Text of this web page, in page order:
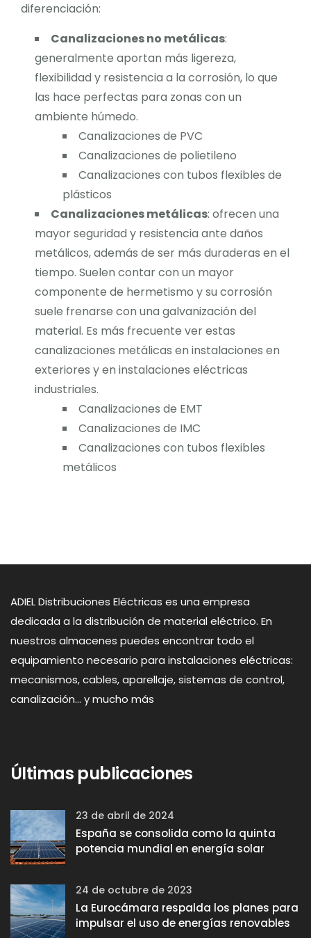
diferenciación:
Canalizaciones no metálicas:
generalmente aportan más ligereza,
flexibilidad y resistencia a la corrosión, lo que
las hace perfectas para zonas con un
ambiente húmedo.
Canalizaciones de PVC
Canalizaciones de polietileno
Canalizaciones con tubos flexibles de
plásticos
Canalizaciones metálicas: ofrecen una
mayor seguridad y resistencia ante daños
metálicos, además de ser más duraderas en el
tiempo. Suelen contar con un mayor
componente de hermetismo y su corrosión
suele frenarse con una galvanización del
material. Es más frecuente ver estas
canalizaciones metálicas en instalaciones en
exteriores y en instalaciones eléctricas
industriales.
Canalizaciones de EMT
Canalizaciones de IMC
Canalizaciones con tubos flexibles
metálicos
ADIEL Distribuciones Eléctricas es una empresa
dedicada a la distribución de material eléctrico. En
nuestros almacenes puedes encontrar todo el
equipamiento necesario para instalaciones eléctricas:
mecanismos, cables, aparellaje, sistemas de control,
canalización... y mucho más
Últimas publicaciones
23 de abril de 2024
España se consolida como la quinta
potencia mundial en energía solar
24 de octubre de 2023
La Eurocámara respalda los planes para
impulsar el uso de energías renovables